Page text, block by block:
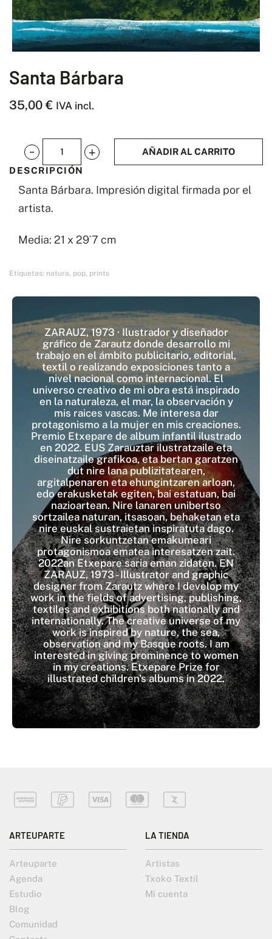
Santa Bárbara
35,00€ IVA incl.
Santa
Bárbara
cantidad
AÑADIR AL CARRITO
DESCRIPCIÓN
Santa Bárbara. Impresión digital firmada por el
artista.
Media: 21 x 29`7 cm
Etiquetas: natura, pop, prints
ZARAUZ, 1973 · Ilustrador y diseñador
gráfico de Zarautz donde desarrollo mi
trabajo en el ámbito publicitario, editorial,
textil o realizando exposiciones tanto a
nivel nacional como internacional. El
universo creativo de mi obra está inspirado
en la naturaleza, el mar, la observación y
mis raices vascas. Me interesa dar
protagonismo a la mujer en mis creaciones.
Premio Etxepare de album infantil ilustrado
en 2022. EUS Zarauztar ilustratzaile eta
diseinatzaile grafikoa, eta bertan garatzen
dut nire lana publizitatearen,
argitalpenaren eta ehungintzaren arloan,
edo erakusketak egiten, bai estatuan, bai
nazioartean. Nire lanaren unibertso
sortzailea naturan, itsasoan, behaketan eta
nire euskal sustraietan inspiratuta dago.
Nire sorkuntzetan emakumeari
protagonismoa ematea interesatzen zait.
2022an Etxepare saria eman zidaten. EN
ZARAUZ, 1973 - Illustrator and graphic
designer from Zarautz where I develop my
work in the fields of advertising, publishing,
textiles and exhibitions both nationally and
internationally. The creative universe of my
work is inspired by nature, the sea,
observation and my Basque roots. I am
interested in giving prominence to women
in my creations. Etxepare Prize for
illustrated children's albums in 2022.
ARTEUPARTE
Arteuparte
Agenda
Estudio
Blog
Comunidad
LA TIENDA
Artistas
Txoko Textil
Mi cuenta